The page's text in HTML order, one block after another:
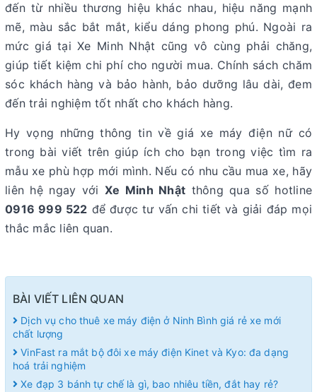
đến từ nhiều thương hiệu khác nhau, hiệu năng mạnh
mẽ, màu sắc bắt mắt, kiểu dáng phong phú. Ngoài ra
mức giá tại Xe Minh Nhật cũng vô cùng phải chăng,
giúp tiết kiệm chi phí cho người mua. Chính sách chăm
sóc khách hàng và bảo hành, bảo dưỡng lâu dài, đem
đến trải nghiệm tốt nhất cho khách hàng.
Hy vọng những thông tin về giá xe máy điện nữ có
trong bài viết trên giúp ích cho bạn trong việc tìm ra
mẫu xe phù hợp mới mình. Nếu có nhu cầu mua xe, hãy
liên hệ ngay với Xe Minh Nhật thông qua số hotline
0916 999 522 để được tư vấn chi tiết và giải đáp mọi
thắc mắc liên quan.
BÀI VIẾT LIÊN QUAN
Dịch vụ cho thuê xe máy điện ở Ninh Bình giá rẻ xe mới
chất lượng
VinFast ra mắt bộ đôi xe máy điện Kinet và Kyo: đa dạng
hoá trải nghiệm
Xe đạp 3 bánh tự chế là gì, bao nhiêu tiền, đắt hay rẻ?